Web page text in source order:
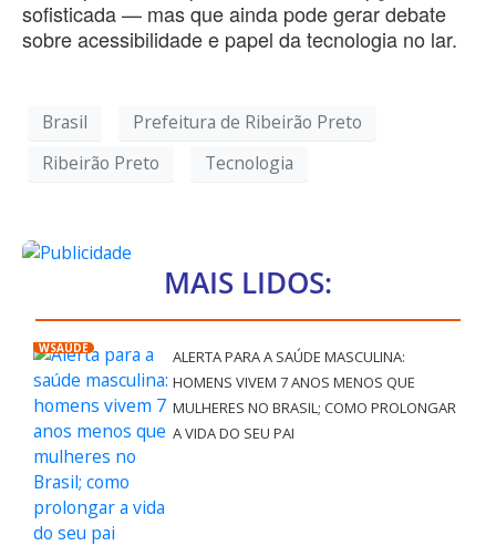
sofisticada — mas que ainda pode gerar debate
sobre acessibilidade e papel da tecnologia no lar.
Brasil
Prefeitura de Ribeirão Preto
Ribeirão Preto
Tecnologia
MAIS LIDOS:
WSAÚDE
ALERTA PARA A SAÚDE MASCULINA:
HOMENS VIVEM 7 ANOS MENOS QUE
MULHERES NO BRASIL; COMO PROLONGAR
A VIDA DO SEU PAI